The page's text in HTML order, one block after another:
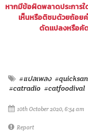
หากมีข้อผิดพลาดประการ
เห็นหรือติชมด้วยถ้อย
ดัดแปลงหรือคั
#แปลเพลง
#catradio #catfoodival
10th October 2020, 6:54 am
Report